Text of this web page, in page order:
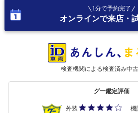
1分で予約完了
オンラインで来店・
検査機関による検査済み中古
グー鑑定評価
外装 機